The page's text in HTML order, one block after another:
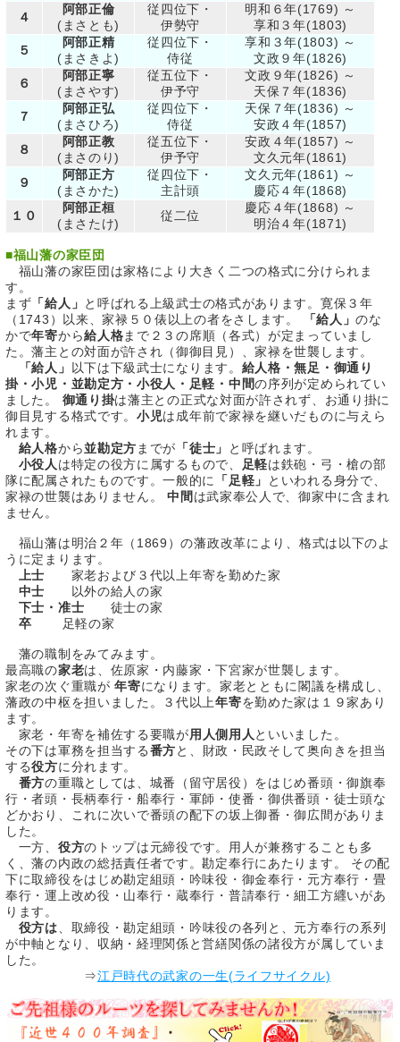
４
阿部正倫
(まさとも)
従四位下・
伊勢守
明和６年(1769) ～
享和３年(1803)
５
阿部正精
(まさきよ)
従四位下・
侍従
享和３年(1803) ～
文政９年(1826)
６
阿部正寧
(まさやす)
従五位下・
伊予守
文政９年(1826) ～
天保７年(1836)
７
阿部正弘
(まさひろ)
従四位下・
侍従
天保７年(1836) ～
安政４年(1857)
８
阿部正教
(まさのり)
従五位下・
伊予守
安政４年(1857) ～
文久元年(1861)
９
阿部正方
(まさかた)
従四位下・
主計頭
文久元年(1861) ～
慶応４年(1868)
１０
阿部正桓
(まさたけ)
従二位
慶応４年(1868) ～
明治４年(1871)
■福山藩の家臣団
福山藩の家臣団は家格により大きく二つの格式に分けられま
す。
まず 「給人」 と呼ばれる上級武士の格式があります。寛保３年
（1743）以来、家禄５０俵以上の者をさします。
「給人」のな
かで年寄から給人格まで２３の席順（各式）が定まっていまし
た。藩主との対面が許され（御御目見）、家禄を世襲します。
「給人」
以下は下級武士になります。 給人格・無足・御通り
掛・小児・並勘定方・小役人・足軽・中間の序列が定められてい
ました。 御通り掛は藩主との正式な対面が許されず、お通り掛に
御目見する格式です。 小児は成年前で家禄を継いだものに与えら
れます。
給人格から並勘定方 までが 「徒士」
と呼ばれます。
小役人 は特定の役方に属するもので、 足軽は鉄砲・弓・槍の部
隊に配属されたものです。一般的に
「足軽」
といわれる身分で、
家禄の世襲はありません。中間 は武家奉公人で、御家中に含まれ
ません。
福山藩は明治２年（1869）の藩政改革により、格式は以下のよ
うに定まります。
上士 家老および３代以上年寄を勤めた家
中士 以外の給人の家
下士・准士 徒士の家
卒 足軽の家
藩の職制をみてみます。
最高職の家老は、佐原家・内藤家・下宮家が世襲します。
家老の次ぐ重職が年寄になります。家老とともに閣議を構成し、
藩政の中枢を担いました。３代以上年寄を勤めた家は１９家あり
ます。
家老・年寄を補佐する要職が用人側用人 といいました。
その下は軍務を担当する番方と、財政・民政そして奥向きを担当
する役方に分れます。
番方の重職としては、城番（留守居役）をはじめ番頭・御旗奉
行・者頭・長柄奉行・船奉行・軍師・使番・御供番頭・徒士頭な
どかおり、これに次いで番頭の配下の坂上御番・御広間がありま
した。
一方、 役方のトップは元締役です。用人が兼務することも多
く、藩の内政の総括責任者です。勘定奉行にあたります。 その配
下に取締役をはじめ勘定組頭・吟味役・御金奉行・元方奉行・畳
奉行・運上改め役・山奉行・蔵奉行・普請奉行・細工方纒いがあ
ります。
役方は 、取締役・勘定組頭・吟味役の各列と、元方奉行の系列
が中軸となり、収納・経理関係と営繕関係の諸役方が属していま
した。
⇒江戸時代の武家の一生(ライフサイクル)